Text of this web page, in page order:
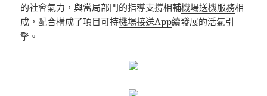
的社會氣力，與當局部門的指導支撐相輔機場送機服務相
成，配合構成了項目可持機場接送App續發展的活氣引
擎。